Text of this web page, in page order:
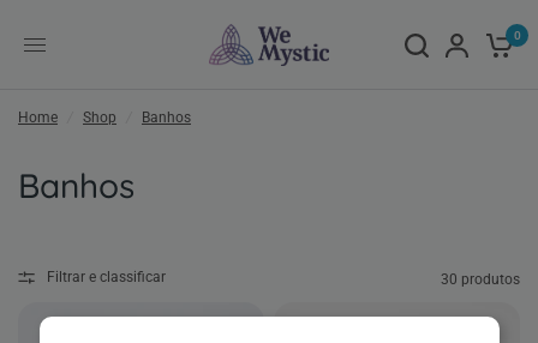
0
Home Shop Banhos
Banhos
Filtrar e classificar 30 produtos